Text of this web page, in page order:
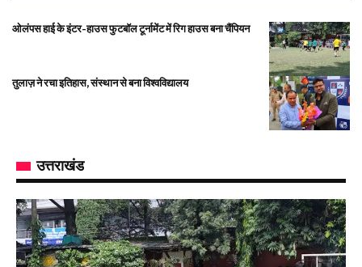
ओलंपस हाई के इंटर-हाउस फुटबॉल टूर्नामेंट में रिग हाउस बना चैंपियन
तुलाज़ ने रचा इतिहास, संस्थान से बना विश्वविद्यालय
उत्तराखंड